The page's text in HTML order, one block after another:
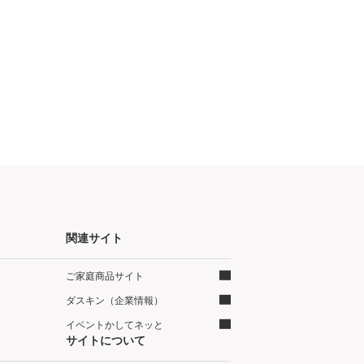
関連サイト
ご家庭商品サイト
ダスキン（企業情報）
イベントかしてネッと
サイトについて